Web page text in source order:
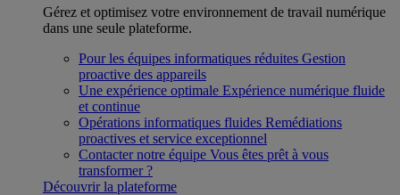
Gérez et optimisez votre environnement de travail numérique
dans une seule plateforme.
Pour les équipes informatiques réduites Gestion
proactive des appareils
Une expérience optimale Expérience numérique fluide
et continue
Opérations informatiques fluides Remédiations
proactives et service exceptionnel
Contacter notre équipe Vous êtes prêt à vous
transformer ?
Découvrir la plateforme